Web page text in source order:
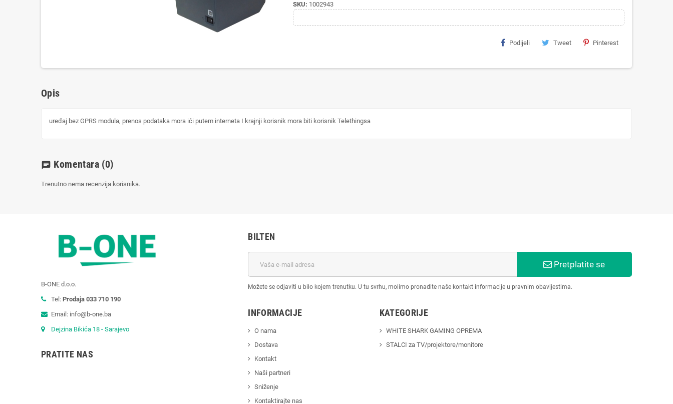
SKU: 1002943
Podijeli Tweet Pinterest
Opis
uređaj bez GPRS modula, prenos podataka mora ići putem interneta I krajnji korisnik mora biti korisnik Telethingsa
chat Komentara (0)
Trenutno nema recenzija korisnika.
B-ONE d.o.o.
Tel: Prodaja 033 710 190
Email: info@b-one.ba
Dejzina Bikića 18 - Sarajevo
PRATITE NAS
BILTEN
Pretplatite se
Možete se odjaviti u bilo kojem trenutku. U tu svrhu, molimo pronađite naše kontakt informacije u pravnim obavijestima.
INFORMACIJE
O nama
Dostava
Kontakt
Naši partneri
Sniženje
Kontaktirajte nas
KATEGORIJE
WHITE SHARK GAMING OPREMA
STALCI za TV/projektore/monitore